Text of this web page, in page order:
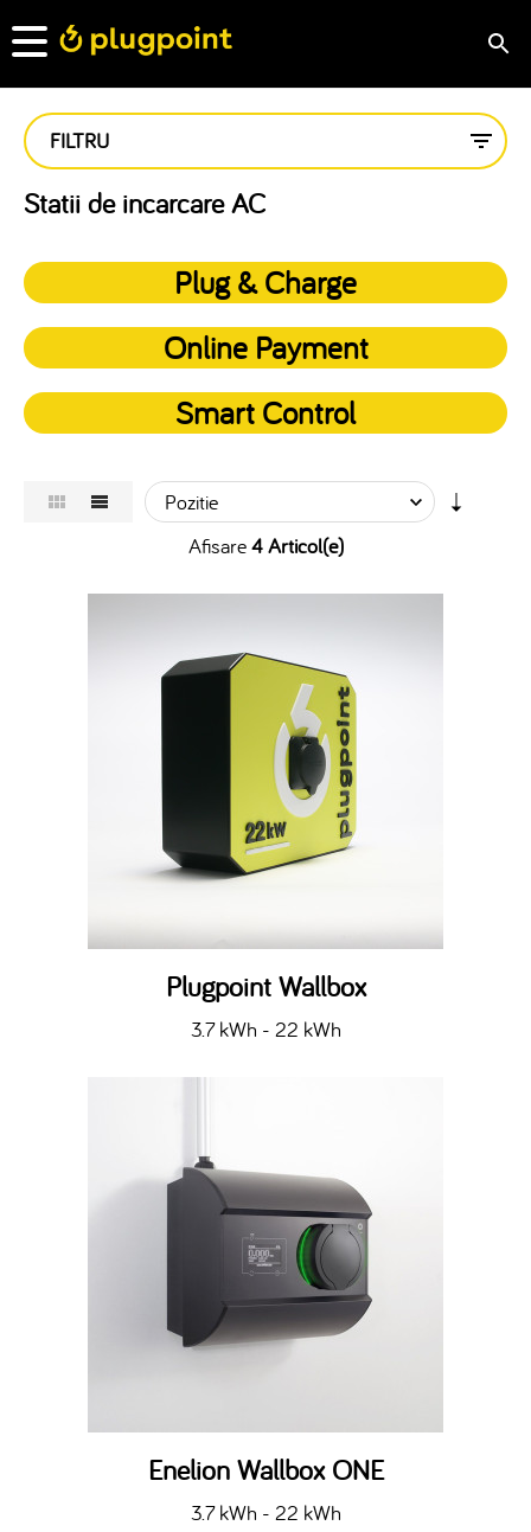
FILTRU
Statii de incarcare AC
Plug & Charge
Online Payment
Smart Control
Afisare4 Articol(e)
Plugpoint Wallbox
3.7 kWh - 22 kWh
Enelion Wallbox ONE
3.7 kWh - 22 kWh